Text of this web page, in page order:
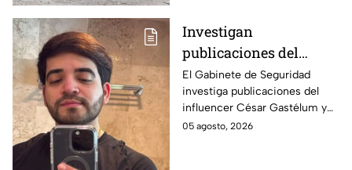
Investigan
publicaciones del
influencer César
Gastélum por alusión a
"La Mayiza"
El Gabinete de Seguridad
investiga publicaciones del
influencer César Gastélum y
analiza videos tras su
05 agosto, 2026